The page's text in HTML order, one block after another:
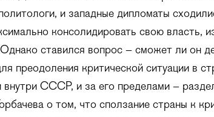
и западные дипломаты
консолидировать свою власть,
ставился вопрос – сможет ли он
преодоления критической ситуации в
СССР, и за его пределами –
о том, что сползание страны к